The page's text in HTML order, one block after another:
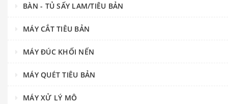
BÀN - TỦ SẤY LAM/TIÊU BẢN
MÁY CẮT TIÊU BẢN
MÁY ĐÚC KHỐI NẾN
MÁY QUÉT TIÊU BẢN
MÁY XỬ LÝ MÔ